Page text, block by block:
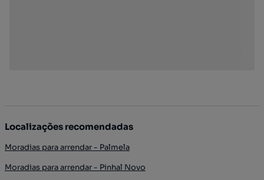
Localizações recomendadas
Moradias para arrendar - Palmela
Moradias para arrendar - Pinhal Novo